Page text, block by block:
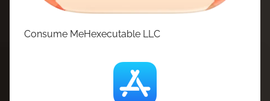
Consume MeHexecutable LLC